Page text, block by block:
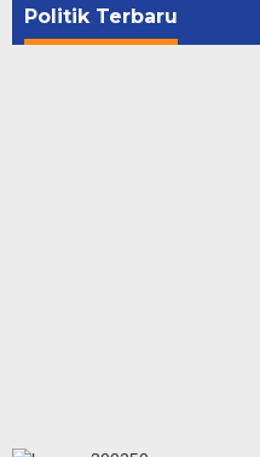
Politik Terbaru
Di NASIONAL, POLITIK, REJANG